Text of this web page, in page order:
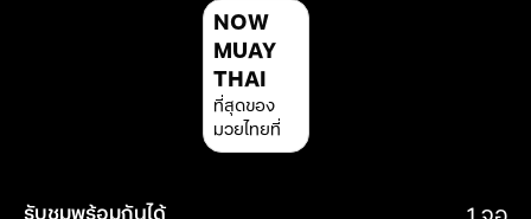
NOW BUNDLES
NOW Muay Thai
สิทธิพิเศษลูกค้าทรูวิชั่นส์
หาร้านร่วมรายการ
NOW
MUAY
THAI
ที่สุดของ
มวยไทยที่
เดียว!
รับชมพร้อมกันได้